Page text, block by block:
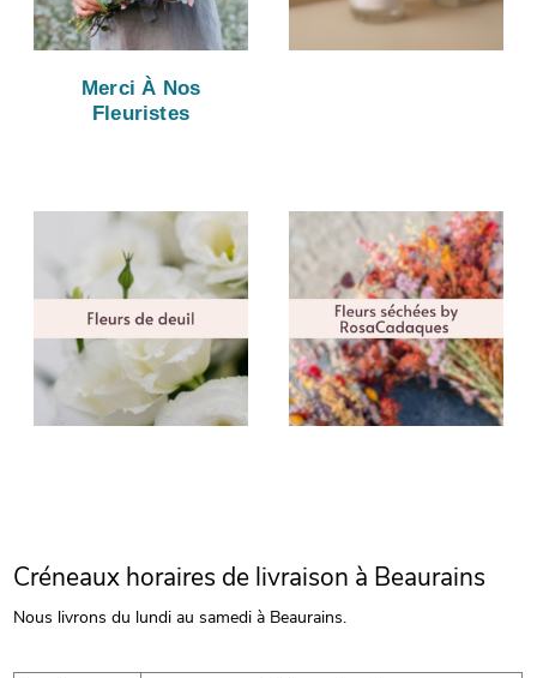
Merci À Nos
Fleuristes
Créneaux horaires de livraison à Beaurains
Nous livrons du lundi au samedi à Beaurains.